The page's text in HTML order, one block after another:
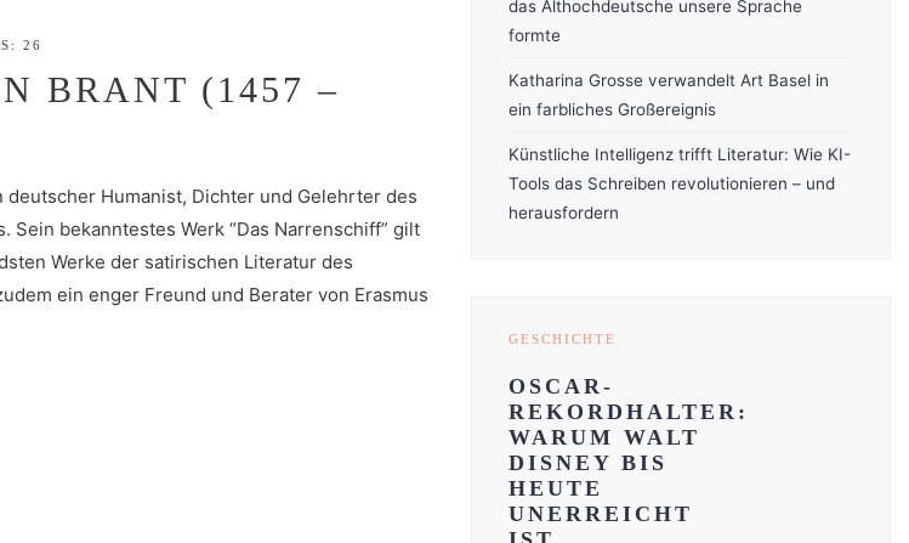
26
BRANT (1457 –
deutscher Humanist, Dichter und Gelehrter des
Sein bekanntestes Werk “Das Narrenschiff” gilt
Werke der satirischen Literatur des
ein enger Freund und Berater von Erasmus
das Althochdeutsche unsere Sprache
formte
Katharina Grosse verwandelt Art Basel in
ein farbliches Großereignis
Künstliche Intelligenz trifft Literatur: Wie KI-
Tools das Schreiben revolutionieren – und
herausfordern
GESCHICHTE
OSCAR-
REKORDHALTER:
WARUM WALT
DISNEY BIS
HEUTE
UNERREICHT